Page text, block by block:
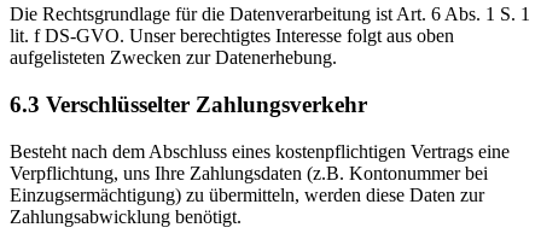
Die Rechtsgrundlage für die Datenverarbeitung ist Art. 6 Abs. 1 S. 1
lit. f DS-GVO. Unser berechtigtes Interesse folgt aus oben
aufgelisteten Zwecken zur Datenerhebung.
6.3 Verschlüsselter Zahlungsverkehr
Besteht nach dem Abschluss eines kostenpflichtigen Vertrags eine
Verpflichtung, uns Ihre Zahlungsdaten (z.B. Kontonummer bei
Einzugsermächtigung) zu übermitteln, werden diese Daten zur
Zahlungsabwicklung benötigt.